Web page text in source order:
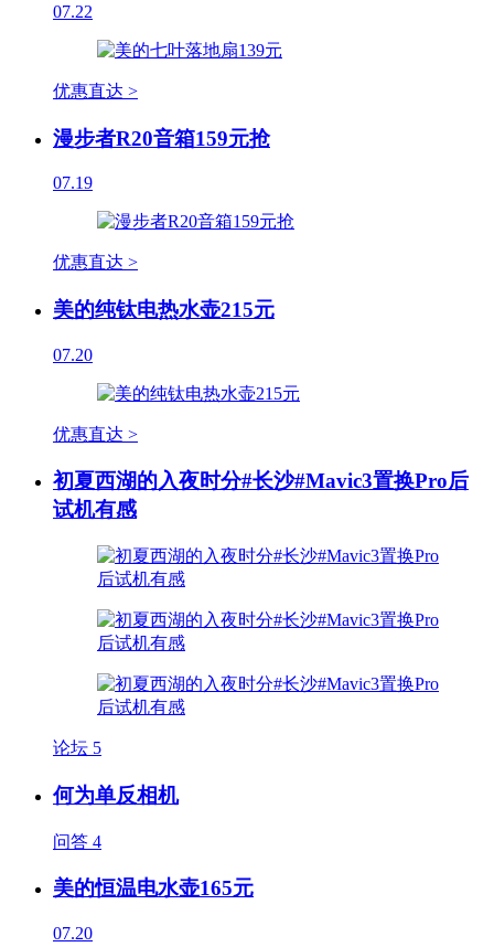
07.22
优惠直达 >
漫步者R20音箱159元抢
07.19
优惠直达 >
美的纯钛电热水壶215元
07.20
优惠直达 >
初夏西湖的入夜时分#长沙#Mavic3置换Pro后
试机有感
论坛 5
何为单反相机
问答 4
美的恒温电水壶165元
07.20